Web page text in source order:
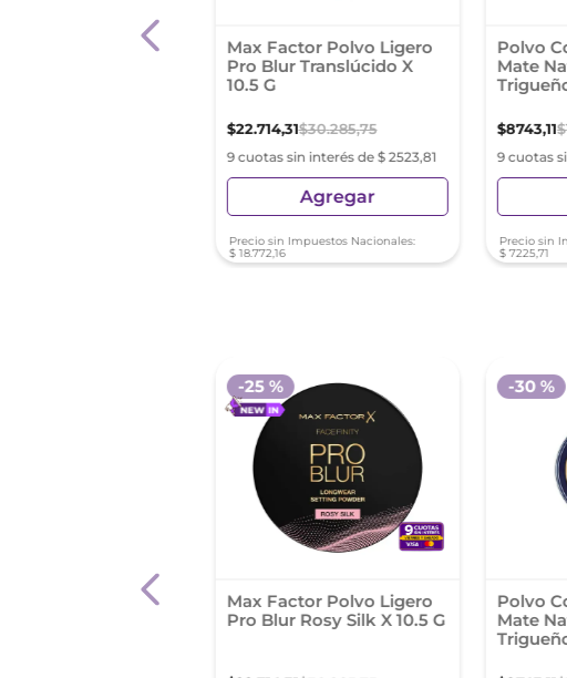
Compacto Vogue
Max Factor Polvo Ligero
Pro Blur Translúcido X
10.5 G
$22.714,31$30.285,75
9 cuotas sin interés de $ 2523,81
Agregar
Precio sin Impuestos Nacionales:
$ 18.772,16
Polvo
Mate
$8743,11$
9 cuotas
Precio sin
$ 7225,71
Polvo Compacto
Max Factor Polvo Ligero
Pro Blur Rosy Silk X 10.5 G
-25 %
Polvo
Mate
-30 %